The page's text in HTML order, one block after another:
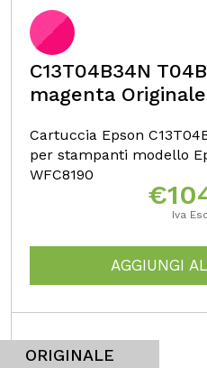
C13T04B34N
magenta Originale
Cartuccia Epson
per stampanti modello
WFC8190
€
Iva
AGGIUNGI
ORIGINALE